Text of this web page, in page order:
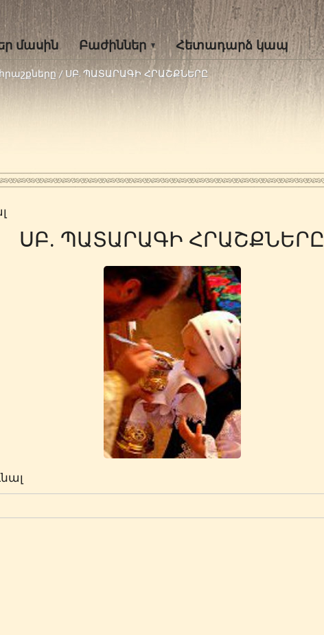
մասին Բաժիններ Հետադարձ կապ
/ ՍԲ. ՊԱՏԱՐԱԳԻ ՀՐԱՇՔՆԵՐԸ
ՍԲ. ՊԱՏԱՐԱԳԻ ՀՐԱՇՔՆԵՐԸ